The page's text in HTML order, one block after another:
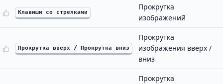
Клавиши со стрелками
Прокрутка
изображений
Прокрутка вверх / Прокрутка вниз
Прокрутка
изображения вверх /
вниз
Прокрутка